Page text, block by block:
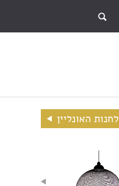
לחנות האונליין